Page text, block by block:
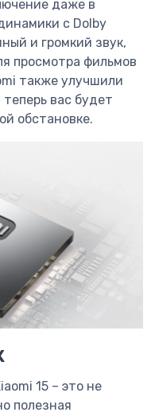
даже в
с Dolby
и громкий звук,
просмотра фильмов
также улучшили
вас будет
обстановке.
15 – это не
полезная